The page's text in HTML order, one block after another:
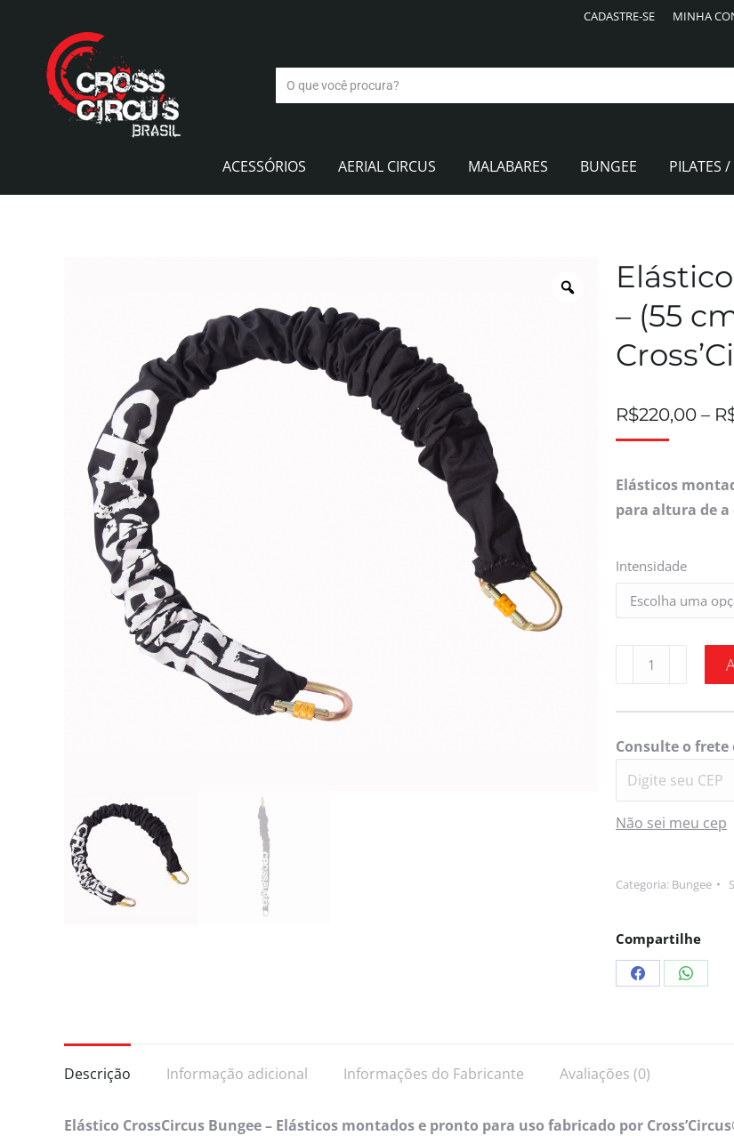
CADASTRE-SE MINHA
ACESSÓRIOS AERIAL CIRCUS MALABARES BUNGEE PILATES
– (55
R$220,00 –
Elásticos
para altura de a
Intensidade
Consulte o frete
Não sei meu cep
Categoria: Bungee
Compartilhe
Descrição Informação adicional Informações do Fabricante Avaliações (0)
Elástico CrossCircus Bungee – Elásticos montados e pronto para uso fabricado por